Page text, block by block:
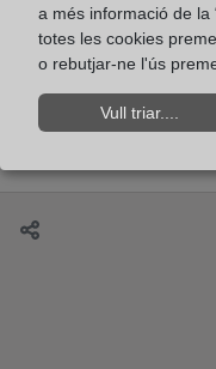
ciudadanas
a més informació de la
totes les cookies
o rebutjar-ne l'ús
Vull triar....